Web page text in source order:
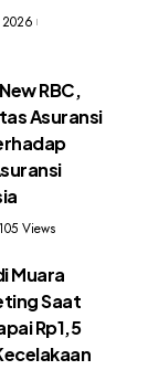
RBC,
Asuransi
Views
Muara
Saat
Rp1,5